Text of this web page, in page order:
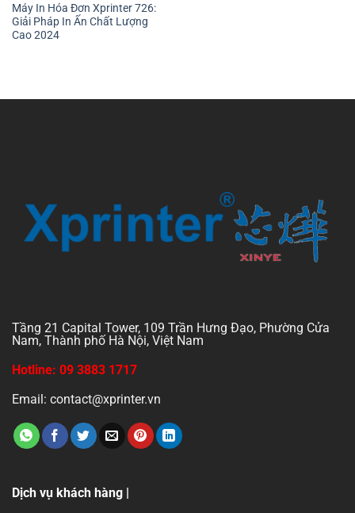
Máy In Hóa Đơn Xprinter 726:
Giải Pháp In Ấn Chất Lượng
Cao 2024
Tầng 21 Capital Tower, 109 Trần Hưng Đạo, Phường Cửa
Nam, Thành phố Hà Nội, Việt Nam
Hotline: 09 3883 1717
Email: contact@xprinter.vn
Dịch vụ khách hàng |